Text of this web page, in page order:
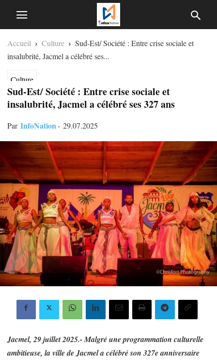
Accueil Culture
Sud-Est/ Société : Entre crise sociale et
insalubrité, Jacmel a célébré ses...
Culture
Sud-Est/ Société : Entre crise sociale et
insalubrité, Jacmel a célébré ses 327 ans
Par InfoNation- 29.07.2025
Jacmel, 29 juillet 2025.- Malgré une programmation culturelle
ambitieuse, la ville de Jacmel a célébré son 327e anniversaire